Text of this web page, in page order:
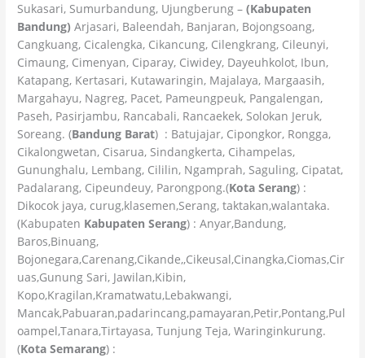
Sukasari, Sumurbandung, Ujungberung –(Kabupaten
Bandung) Arjasari, Baleendah, Banjaran, Bojongsoang,
Cangkuang, Cicalengka, Cikancung, Cilengkrang, Cileunyi,
Cimaung, Cimenyan, Ciparay, Ciwidey, Dayeuhkolot, Ibun,
Katapang, Kertasari, Kutawaringin, Majalaya, Margaasih,
Margahayu, Nagreg, Pacet, Pameungpeuk, Pangalengan,
Paseh, Pasirjambu, Rancabali, Rancaekek, Solokan Jeruk,
Soreang. (Bandung Barat) : Batujajar, Cipongkor, Rongga,
Cikalongwetan, Cisarua, Sindangkerta, Cihampelas,
Gununghalu, Lembang, Cililin, Ngamprah, Saguling, Cipatat,
Padalarang, Cipeundeuy, Parongpong.(Kota Serang) :
Dikocok jaya, curug,klasemen,Serang, taktakan,walantaka.
(Kabupaten Kabupaten Serang) : Anyar,Bandung,
Baros,Binuang,
Bojonegara,Carenang,Cikande,,Cikeusal,Cinangka,Ciomas,Cir
uas,Gunung Sari, Jawilan,Kibin,
Kopo,Kragilan,Kramatwatu,Lebakwangi,
Mancak,Pabuaran,padarincang,pamayaran,Petir,Pontang,Pul
oampel,Tanara,Tirtayasa, Tunjung Teja, Waringinkurung.
(Kota Semarang) :